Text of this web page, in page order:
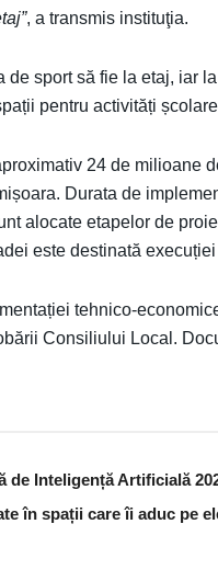
, a transmis instituţia.
sport să fie la etaj, iar
pentru activități
24 de milioane
Durata de
alocate etapelor de
este destinată
tehnico-
Consiliului Local.
de Inteligență Artificială
în spații care îi aduc pe